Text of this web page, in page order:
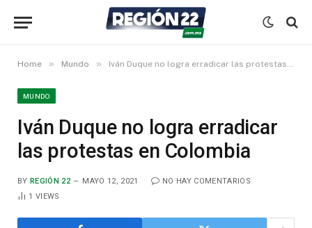
Home » Mundo » Iván Duque no logra erradicar las protestas en Colombia
MUNDO
Iván Duque no logra erradicar
las protestas en Colombia
BY REGIÓN 22 MAYO 12, 2021
NO HAY COMENTARIOS
1VIEWS